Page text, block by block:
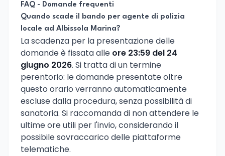
FAQ - Domande frequenti
Quando scade il bando per agente di polizia
locale ad Albissola Marina?
La scadenza per la presentazione delle
domande è fissata alle ore 23:59 del 24
giugno 2026. Si tratta di un termine
perentorio: le domande presentate oltre
questo orario verranno automaticamente
escluse dalla procedura, senza possibilità di
sanatoria. Si raccomanda di non attendere le
ultime ore utili per l'invio, considerando il
possibile sovraccarico delle piattaforme
telematiche.